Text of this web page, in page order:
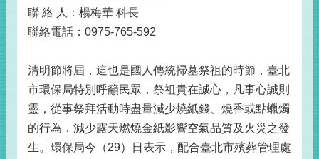
聯 絡 人：楊梅華 科長
聯絡電話：0975-765-592
清明節將屆，這也是國人傳統掃墓祭祖的時節，臺北
市環保局特別呼籲民眾，祭祖貴在誠心，凡事心誠則
靈，從事祭拜活動時盡量減少燒紙錢、燒香或點蠟燭
的行為，減少露天燃燒金紙影響空氣品質及火災之發
生。環保局今（29）日表示，配合臺北市殯葬管理處